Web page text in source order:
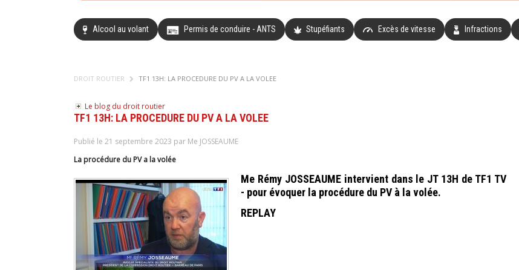
Alcool au volant Permis de conduire - ANTS Stupéfiants Excès de vitesse Infractions
DROIT ROUTIER TF1 13H: LA PROCEDURE DU PV A LA VOLEE
Le blog du droit routier
TF1 13H: LA PROCEDURE DU PV A LA VOLEE
Publié le 21 septembre 2023 par Me JOSSEAUME
La procédure du PV a la volée
Me Rémy JOSSEAUME intervient dans le JT 13H de TF1 TV
- pour évoquer la procédure du PV à la volée.
REPLAY